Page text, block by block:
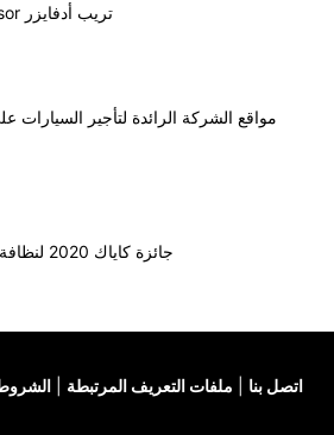
TripAdvisor تريب أدفايزر
مواقع الشركة الرائدة لتأجير السيارات
جائزة كاياك 2020 لنظافة المركبات
ملفات التعريف المرتبطة اتصل بنا